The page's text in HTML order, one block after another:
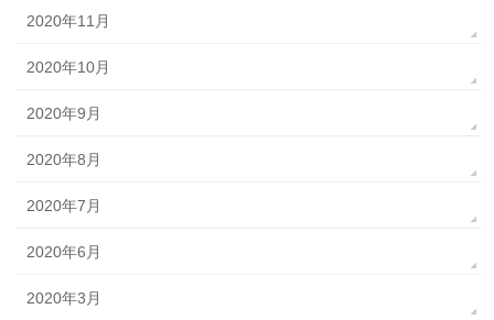
2020年11月
2020年10月
2020年9月
2020年8月
2020年7月
2020年6月
2020年3月